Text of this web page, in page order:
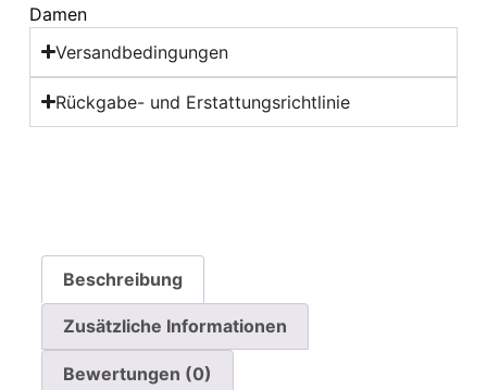
Damen
Versandbedingungen
Rückgabe- und Erstattungsrichtlinie
Beschreibung
Zusätzliche Informationen
Bewertungen (0)